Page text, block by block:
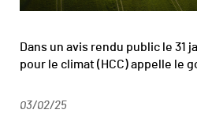
Dans un avis rendu public le 31
pour le climat (HCC) appelle le
03/02/25